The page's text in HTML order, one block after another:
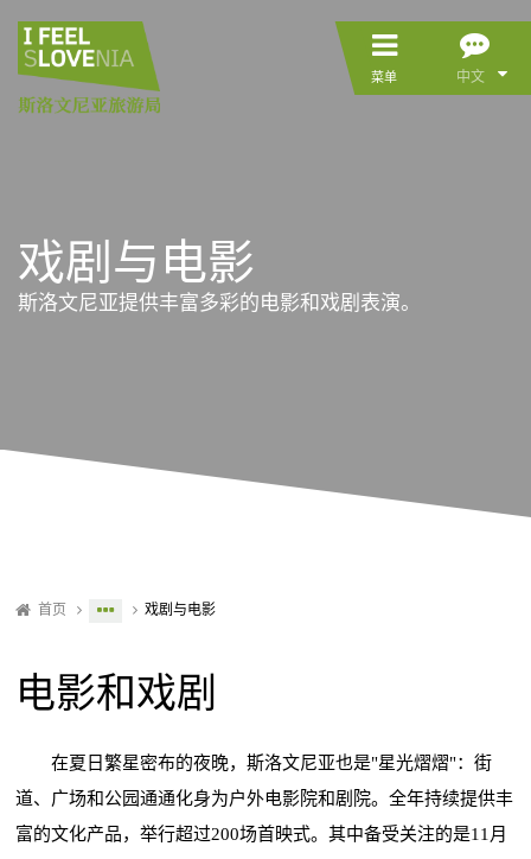
菜单 中文
戏剧与电影
斯洛文尼亚提供丰富多彩的电影和戏剧表演。
首页 戏剧与电影
电影和戏剧
在夏日繁星密布的夜晚，斯洛文尼亚也是"星光熠熠"：街
道、广场和公园通通化身为户外电影院和剧院。全年持续提供丰
富的文化产品，举行超过200场首映式。其中备受关注的是11月